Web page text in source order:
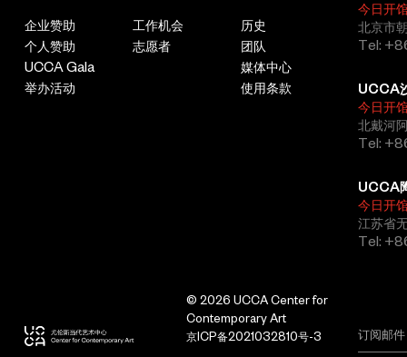
企业赞助
个人赞助
UCCA Gala
举办活动
工作机会
志愿者
历史
团队
媒体中心
使用条款
今日开
北京市
Tel:
UCCA
今日开
北戴河
Tel:
UCCA
今日开
江苏省
Tel:
© 2026 UCCA Center for
Contemporary Art
京ICP备2021032810号-3